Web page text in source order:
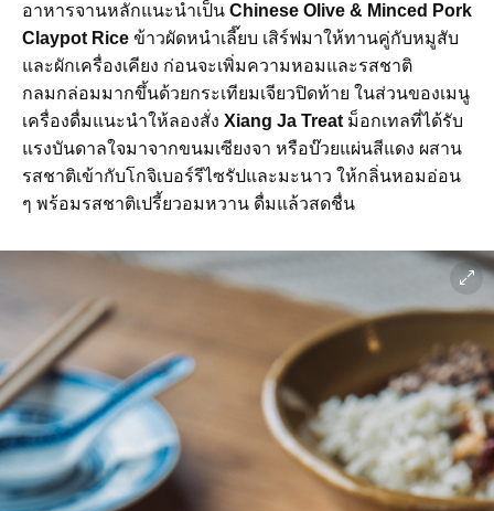
อาหารจานหลักแนะนำเป็น Chinese Olive & Minced Pork
Claypot Rice ข้าวผัดหนำเลี๊ยบ เสิร์ฟมาให้ทานคู่กับหมูสับ
และผักเครื่องเคียง ก่อนจะเพิ่มความหอมและรสชาติ
กลมกล่อมมากขึ้นด้วยกระเทียมเจียวปิดท้าย ในส่วนของเมนู
เครื่องดื่มแนะนำให้ลองสั่ง Xiang Ja Treatม็อกเทลที่ได้รับ
แรงบันดาลใจมาจากขนมเซียงจา หรือบ๊วยแผ่นสีแดง ผสาน
รสชาติเข้ากับโกจิเบอร์รีไซรัปและมะนาว ให้กลิ่นหอมอ่อน
ๆ พร้อมรสชาติเปรี้ยวอมหวาน ดื่มแล้วสดชื่น